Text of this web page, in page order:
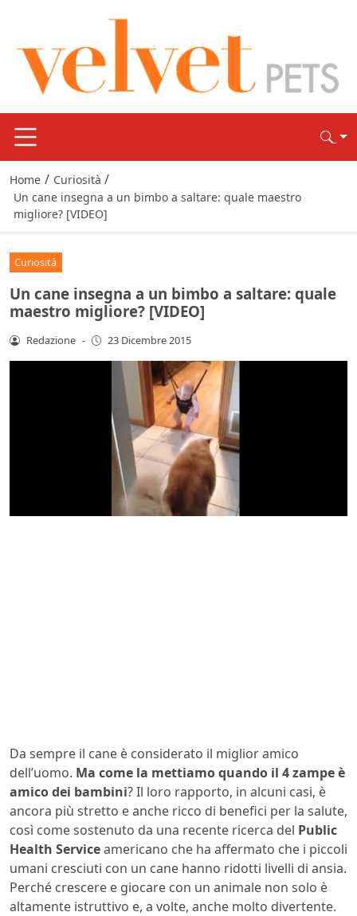
Home / Curiosità /
Un cane insegna a un bimbo a saltare: quale maestro
migliore? [VIDEO]
Curiosità
Un cane insegna a un bimbo a saltare: quale
maestro migliore? [VIDEO]
Redazione - 23 Dicembre 2015
Da sempre il cane è considerato il miglior amico
dell’uomo. Ma come la mettiamo quando il 4 zampe è
amico dei bambini? Il loro rapporto, in alcuni casi, è
ancora più stretto e anche ricco di benefici per la salute,
così come sostenuto da una recente ricerca del Public
Health Serviceamericano che ha affermato che i piccoli
umani cresciuti con un cane hanno ridotti livelli di ansia.
Perché crescere e giocare con un animale non solo è
altamente istruttivo e, a volte, anche molto divertente.